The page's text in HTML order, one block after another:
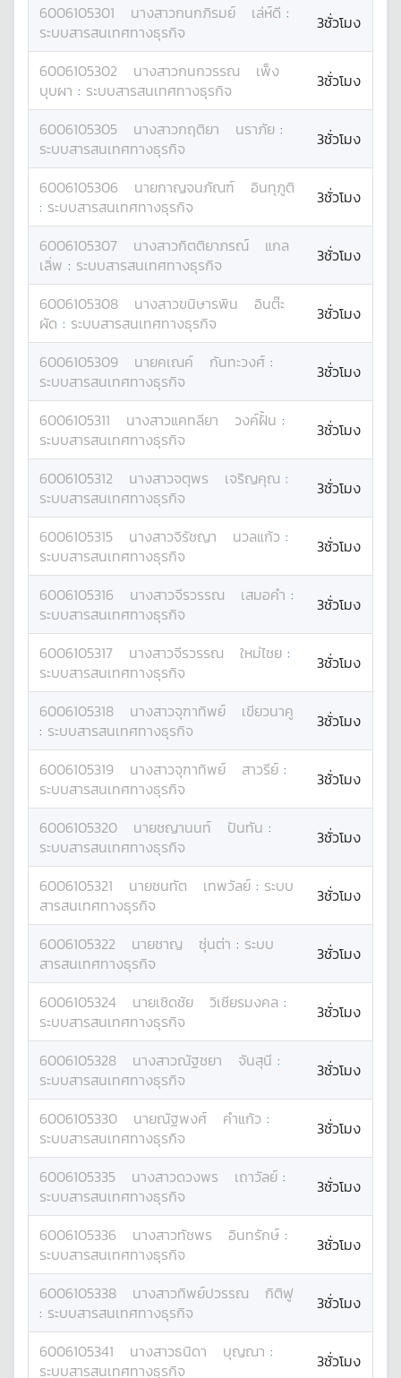
6006105301 นางสาวกนกภิรมย์ เล่ห์ดี :
ระบบสารสนเทศทางธุรกิจ
3ชั่วโมง
6006105302 นางสาวกนกวรรณ
เพ็ง
บุบผา : ระบบสารสนเทศทางธุรกิจ 3ชั่วโมง
6006105305 นางสาวกฤติยา นราภัย :
ระบบสารสนเทศทางธุรกิจ
3ชั่วโมง
6006105306 นายกาญจนภัณฑ์
อินทุภูติ
: ระบบสารสนเทศทางธุรกิจ 3ชั่วโมง
6006105307 นางสาวกิตติยาภรณ์
แกล
เลิ่พ : ระบบสารสนเทศทางธุรกิจ 3ชั่วโมง
6006105308 นางสาวขนิษารพิน
อินต๊ะ
ผัด : ระบบสารสนเทศทางธุรกิจ 3ชั่วโมง
6006105309 นายคเณค์ กันทะวงศ์ :
ระบบสารสนเทศทางธุรกิจ
3ชั่วโมง
6006105311 นางสาวแคทลียา วงค์ฝั้น :
ระบบสารสนเทศทางธุรกิจ
3ชั่วโมง
6006105312 นางสาวจตุพร เจริญคุณ :
ระบบสารสนเทศทางธุรกิจ
3ชั่วโมง
6006105315 นางสาวจิรัชญา นวลแก้ว :
ระบบสารสนเทศทางธุรกิจ
3ชั่วโมง
6006105316 นางสาวจีรวรรณ เสมอคำ :
ระบบสารสนเทศทางธุรกิจ
3ชั่วโมง
6006105317 นางสาวจีรวรรณ ใหม่ไชย :
ระบบสารสนเทศทางธุรกิจ
3ชั่วโมง
6006105318 นางสาวจุฑาทิพย์
เขียวนาคู
: ระบบสารสนเทศทางธุรกิจ 3ชั่วโมง
6006105319 นางสาวจุฑาทิพย์ สาวรีย์ :
ระบบสารสนเทศทางธุรกิจ
3ชั่วโมง
6006105320 นายชญานนท์ ปันทัน :
ระบบสารสนเทศทางธุรกิจ
3ชั่วโมง
6006105321 นายชนทัต เทพวัลย์ : ระบบ
สารสนเทศทางธุรกิจ
3ชั่วโมง
6006105322 นายชาญ ซุ่นต่า : ระบบ
สารสนเทศทางธุรกิจ
3ชั่วโมง
6006105324 นายเชิดชัย วิเชียรมงคล :
ระบบสารสนเทศทางธุรกิจ
3ชั่วโมง
6006105328 นางสาวณัฐชยา จันสุนี :
ระบบสารสนเทศทางธุรกิจ
3ชั่วโมง
6006105330 นายณัฐพงศ์ คำแก้ว :
ระบบสารสนเทศทางธุรกิจ
3ชั่วโมง
6006105335 นางสาวดวงพร เถาวัลย์ :
ระบบสารสนเทศทางธุรกิจ
3ชั่วโมง
6006105336 นางสาวทัชพร อินทรักษ์ :
ระบบสารสนเทศทางธุรกิจ
3ชั่วโมง
6006105338 นางสาวทิพย์ปวรรณ
กิติฟู
: ระบบสารสนเทศทางธุรกิจ 3ชั่วโมง
6006105341 นางสาวธนิดา บุญณา :
ระบบสารสนเทศทางธุรกิจ
3ชั่วโมง